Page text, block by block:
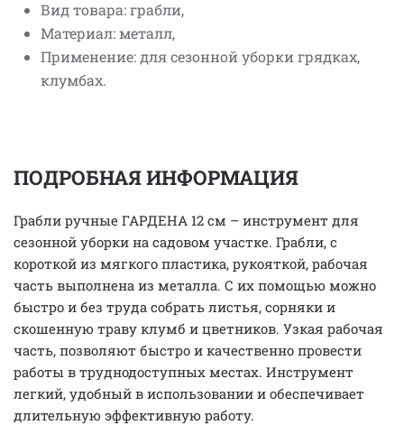
Вид товара: грабли,
Материал: металл,
Применение: для сезонной уборки грядках,
клумбах.
ПОДРОБНАЯ ИНФОРМАЦИЯ
Грабли ручные ГАРДЕНА 12 см – инструмент для
сезонной уборки на садовом участке. Грабли, с
короткой из мягкого пластика, рукояткой, рабочая
часть выполнена из металла. С их помощью можно
быстро и без труда собрать листья, сорняки и
скошенную траву клумб и цветников. Узкая рабочая
часть, позволяют быстро и качественно провести
работы в труднодоступных местах. Инструмент
легкий, удобный в использовании и обеспечивает
длительную эффективную работу.